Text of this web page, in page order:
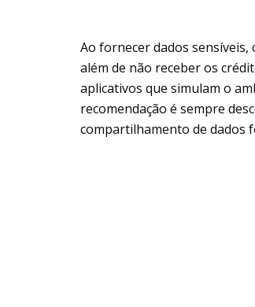
Ao fornecer dados
além de não receber os
aplicativos que simulam o
recomendação é sempre
compartilhamento de dados